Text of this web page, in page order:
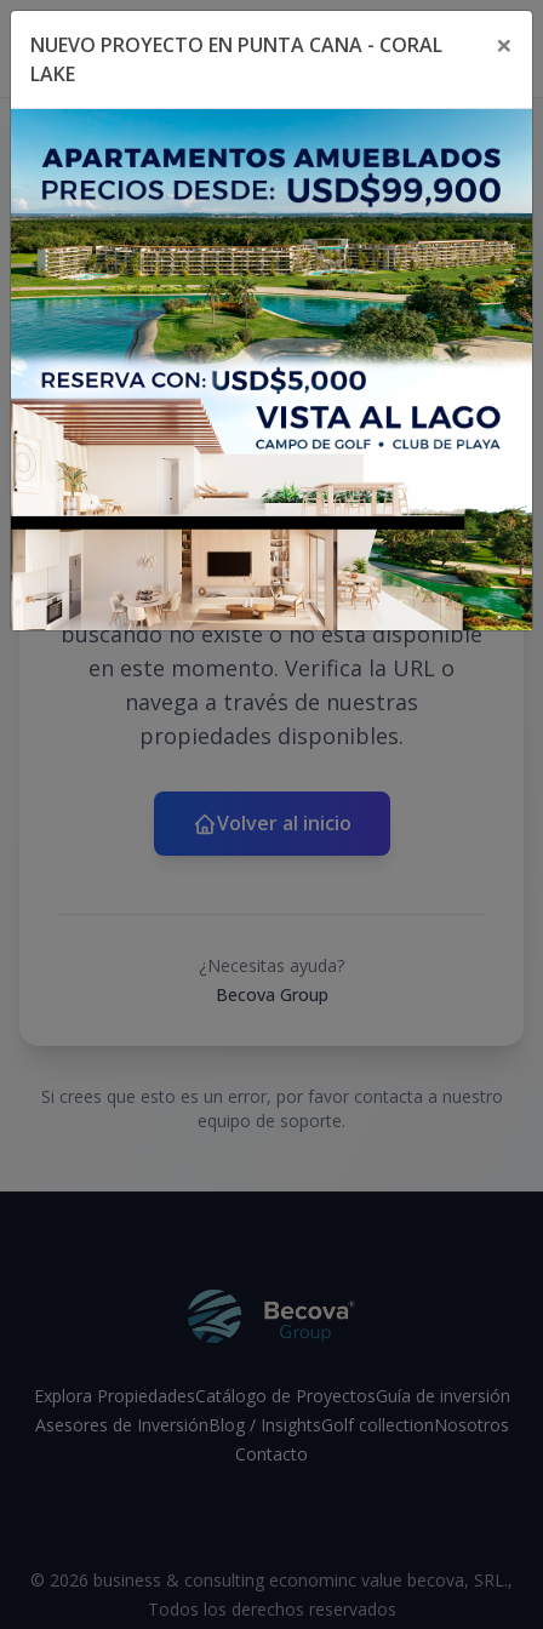
Toggle navigation menu
404
La propiedad no existe
o no está disponible
Lo sentimos, la propiedad que estás
buscando no existe o no está disponible
en este momento. Verifica la URL o
navega a través de nuestras
propiedades disponibles.
Volver al inicio
¿Necesitas ayuda?
Becova Group
Si crees que esto es un error, por favor contacta a nuestro
equipo de soporte.
Explora PropiedadesCatálogo de ProyectosGuía de inversión
Asesores de InversiónBlog / InsightsGolf collectionNosotros
Contacto
© 2026 business & consulting econominc value becova, SRL.,
Todos los derechos reservados
NUEVO PROYECTO EN PUNTA CANA - CORAL
LAKE
×